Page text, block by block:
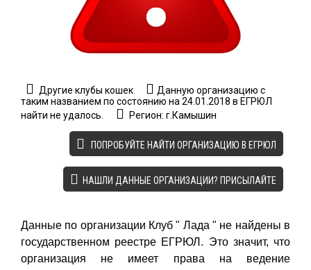
Другие клубы кошек
Данную организацию с
таким названием по состоянию на 24.01.2018 в ЕГРЮЛ
найти не удалось.
Регион: г.Камышин
ПОПРОБУЙТЕ НАЙТИ ОРГАНИЗАЦИЮ В ЕГРЮЛ
НАШЛИ ДАННЫЕ ОРГАНИЗАЦИИ? ПРИСЫЛАЙТЕ
Данные по организации Клуб " Лада " не найдены в
государственном реестре ЕГРЮЛ. Это значит, что
организация не имеет права на ведение